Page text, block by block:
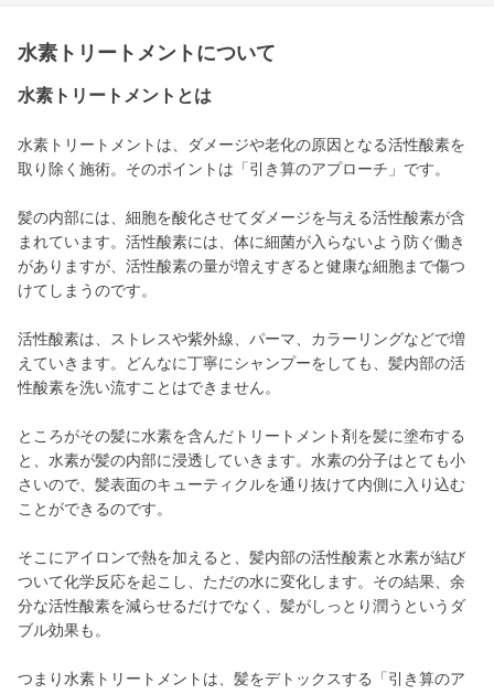
水素トリートメントについて
水素トリートメントとは
水素トリートメントは、ダメージや老化の原因となる活性酸素を
取り除く施術。そのポイントは「引き算のアプローチ」です。
髪の内部には、細胞を酸化させてダメージを与える活性酸素が含
まれています。活性酸素には、体に細菌が入らないよう防ぐ働き
がありますが、活性酸素の量が増えすぎると健康な細胞まで傷つ
けてしまうのです。
活性酸素は、ストレスや紫外線、パーマ、カラーリングなどで増
えていきます。どんなに丁寧にシャンプーをしても、髪内部の活
性酸素を洗い流すことはできません。
ところがその髪に水素を含んだトリートメント剤を髪に塗布する
と、水素が髪の内部に浸透していきます。水素の分子はとても小
さいので、髪表面のキューティクルを通り抜けて内側に入り込む
ことができるのです。
そこにアイロンで熱を加えると、髪内部の活性酸素と水素が結び
ついて化学反応を起こし、ただの水に変化します。その結果、余
分な活性酸素を減らせるだけでなく、髪がしっとり潤うというダ
ブル効果も。
つまり水素トリートメントは、髪をデトックスする「引き算のア